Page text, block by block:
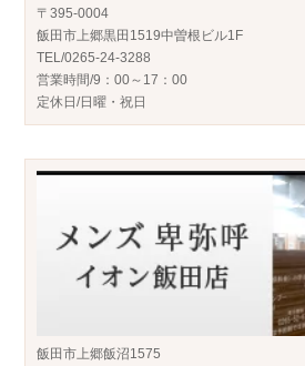
〒395-0004
飯田市上郷黒田1519中曽根ビル1F
TEL/0265-24-3288
営業時間/9：00～17：00
定休日/日曜・祝日
飯田市上郷飯沼1575